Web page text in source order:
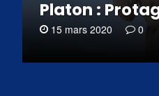
Platon :
15 mars 2020 0